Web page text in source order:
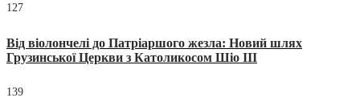
127
Від віолончелі до Патріаршого жезла: Новий шлях
Грузинської Церкви з Католикосом Шіо III
139